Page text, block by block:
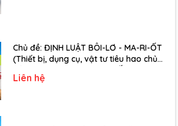
Chủ đề: ĐỊNH LUẬT BÔI-LƠ - MA-RI-ỐT
(Thiết bị, dụng cụ, vật tư tiêu hao chủ
Liên hệ